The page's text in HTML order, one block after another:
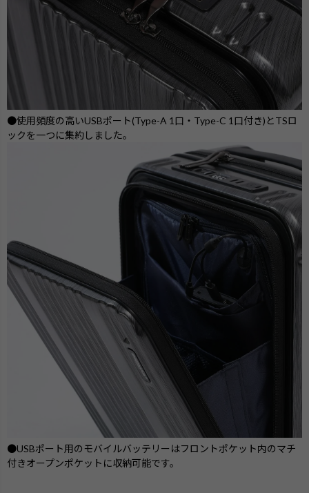
●使用頻度の高いUSBポート(Type-A 1口・Type-C 1口付き)とTSロ
ックを一つに集約しました。
●USBポート用のモバイルバッテリーはフロントポケット内のマチ
付きオープンポケットに収納可能です。